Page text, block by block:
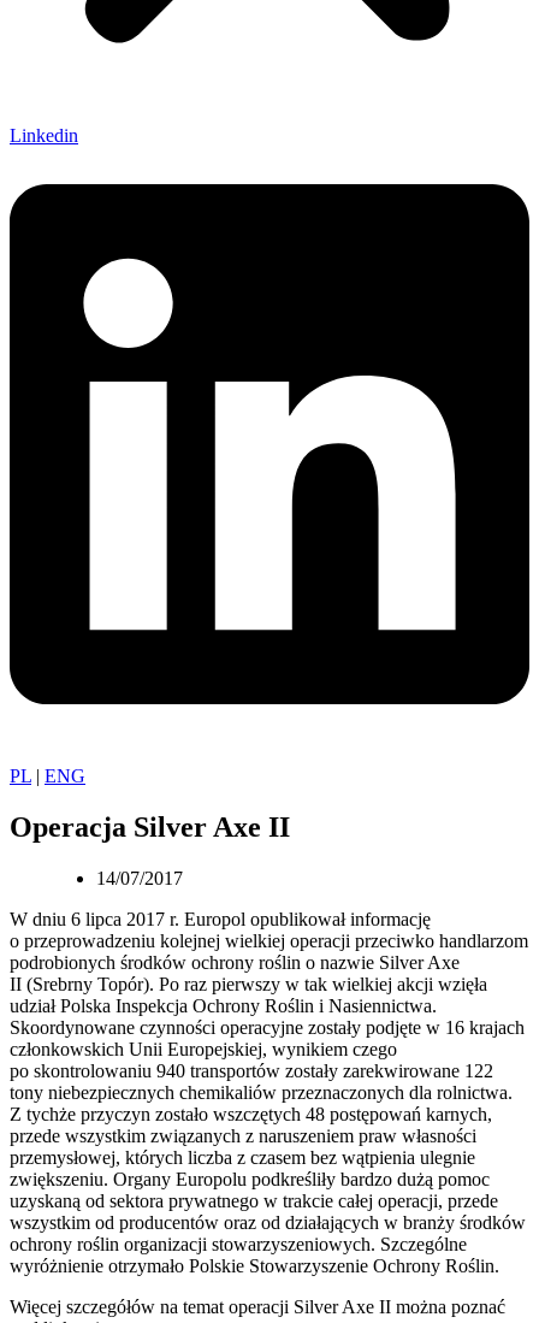
Linkedin
PL | ENG
Operacja Silver Axe II
14/07/2017
W dniu 6 lipca 2017 r. Europol opublikował informację
o przeprowadzeniu kolejnej wielkiej operacji przeciwko handlarzom
podrobionych środków ochrony roślin o nazwie Silver Axe
II (Srebrny Topór). Po raz pierwszy w tak wielkiej akcji wzięła
udział Polska Inspekcja Ochrony Roślin i Nasiennictwa.
Skoordynowane czynności operacyjne zostały podjęte w 16 krajach
członkowskich Unii Europejskiej, wynikiem czego
po skontrolowaniu 940 transportów zostały zarekwirowane 122
tony niebezpiecznych chemikaliów przeznaczonych dla rolnictwa.
Z tychże przyczyn zostało wszczętych 48 postępowań karnych,
przede wszystkim związanych z naruszeniem praw własności
przemysłowej, których liczba z czasem bez wątpienia ulegnie
zwiększeniu. Organy Europolu podkreśliły bardzo dużą pomoc
uzyskaną od sektora prywatnego w trakcie całej operacji, przede
wszystkim od producentów oraz od działających w branży środków
ochrony roślin organizacji stowarzyszeniowych. Szczególne
wyróżnienie otrzymało Polskie Stowarzyszenie Ochrony Roślin.
Więcej szczegółów na temat operacji Silver Axe II można poznać